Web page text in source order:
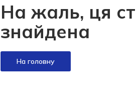
На жаль, ця
знайдена
На головну